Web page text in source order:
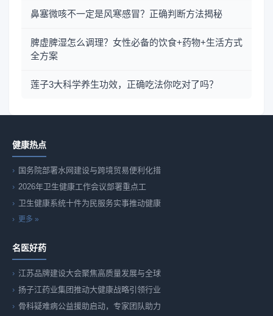
鼻塞微咳不一定是风寒感冒？正确判断方法揭秘
脾虚脾湿怎么调理？女性必备的饮食+药物+生活方式
全方案
莲子3大科学养生功效，正确吃法你吃对了吗？
健康热点
国务院部署水网建设与跨境贸易便利化措
2026年卫生健康工作会议部署重点工
卫生健康系统十件为民服务实事推动健康
更多 »
名医好药
江苏品牌建设大会聚焦高质量发展与全球
扬子江药业集团推动大健康战略引领行业
骨科疑难病公益援助启动，专家团队助力